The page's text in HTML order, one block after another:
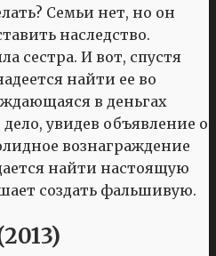
Семьи нет, но он
наследство.
сестра. И вот, спустя
найти ее во
в деньгах
дело, увидев объявление о
вознаграждение
найти настоящую
создать фальшивую.